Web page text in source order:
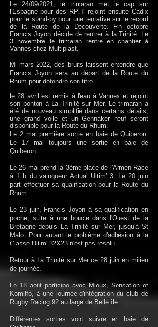
Le 24/09/2021, le trimaran met le cap sur
l'Espagne pour des RP. Il rejoint ensuite Cadix
pour le stand-by pour une tentative sur le record
de la Route de la Découverte. Fin octobre
Francis Joyon décide de rentrer à la Trinité. Le
3 novembre le trimaran rentre en chantier à
Vannes chez Multiplast.
Mi mars 2022, des bruits laissent entendre que
Francis Joyon sera au départ de la Route du
Rhum pour défendre son titre.
le 28 avril est remis à l'eau à Vannes et rejoint
son ponton à La Trinité sur Mer. Le trimaran a
été de nouveau simplifié dans certains détails,
une grand voile et un Gennaker neuf seront
disponible pour la Route du Rhum.
Le 2 mai première sortie en baie de Quiberon.
Le 17 mai toujours une sortie en baie de
Quiberon.
Le 26 mai prend la 3ème place de l'Armen Race
à 1 h du vainqueur Actual Ultim' 3. Le 20 juin
part effectuer sa qualification pour la Route du
Rhum.
Le 23 juin, Francis Joyon à sa qualification en
poche, suite à une boucle dans l'Ouest de la
Bretagne depuis La Trinité sur Mer, jusqu'à St
Malo. Pour autant le problème d'adhésion à la
Classe Ultim' 32X23 n'est pas résolu.
Retour à La Trinité sur Mer ce 28 juin en milieu
de journée.
Le 18 août participe avec Mieux, Sensation et
Komilfo, à une journée d'intégration du club de
Rugby Racing 92 au large de Belle île.
Différentes sorties vont suivre en baie de